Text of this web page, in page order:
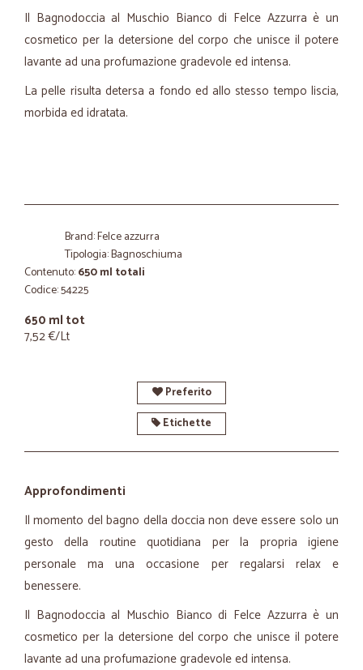
Il Bagnodoccia al Muschio Bianco di Felce Azzurra è un
cosmetico per la detersione del corpo che unisce il potere
lavante ad una profumazione gradevole ed intensa.
La pelle risulta detersa a fondo ed allo stesso tempo liscia,
morbida ed idratata.
Brand: Felce azzurra
Tipologia: Bagnoschiuma
Contenuto:650 ml totali
Codice: 54225
650 ml tot
7,52 €/Lt
Preferito
Etichette
Approfondimenti
Il momento del bagno della doccia non deve essere solo un
gesto della routine quotidiana per la propria igiene
personale ma una occasione per regalarsi relax e
benessere.
Il Bagnodoccia al Muschio Bianco di Felce Azzurra è un
cosmetico per la detersione del corpo che unisce il potere
lavante ad una profumazione gradevole ed intensa.